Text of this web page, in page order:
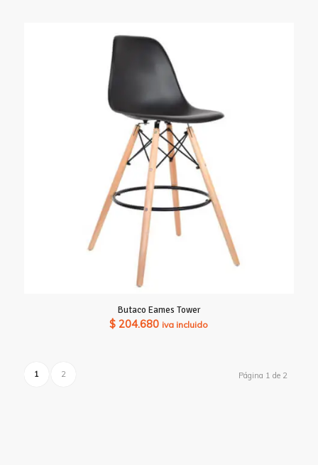
Butaco Eames Tower
$ 204.680 iva incluido
Página 1 de 2
1 2